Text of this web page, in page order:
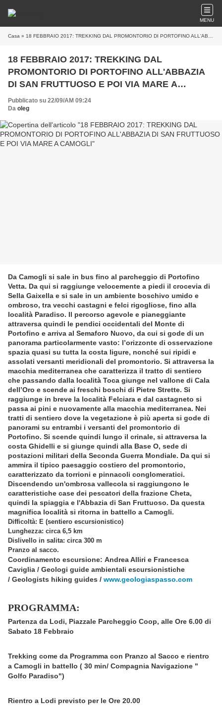
MENU
Casa » 18 FEBBRAIO 2017: TREKKING DAL PROMONTORIO DI PORTOFINO ALL'ABBAZIA DI SAN FRUTTUOSO E POI VIA MARE A CAMOGLI
18 FEBBRAIO 2017: TREKKING DAL
PROMONTORIO DI PORTOFINO ALL'ABBAZIA
DI SAN FRUTTUOSO E POI VIA MARE A
CAMOGLI
Pubblicato su 22/09/AM 09:24
Da oleg
Da Camogli si sale in bus fino al parcheggio di Portofino
Vetta. Da qui si raggiunge velocemente a piedi il crocevia di
Sella Gaixella e si sale in un ambiente boschivo umido e
ombroso, tra vecchi castagni e felci rigogliose, fino alla
località Paradiso. Il percorso agevole e pianeggiante
attraversa quindi le pendici occidentali del Monte di
Portofino e arriva al Semaforo Nuovo, da cui si gode di un
panorama particolarmente vasto: l’orizzonte di osservazione
spazia quasi su tutta la costa ligure, nonché sui ripidi e
assolati versanti meridionali del promontorio. Si attraversa la
macchia mediterranea che caratterizza il tratto di sentiero
che passando dalla località Toca giunge nel vallone di Cala
dell’Oro e scende ai freschi boschi di Pietre Strette. Si
raggiunge in breve la località Felciara e dal castagneto si
passa ai pini e nuovamente alla macchia mediterranea. Nei
tratti di sentiero dove la vegetazione è più aperta si gode di
panorami su entrambi i versanti del promontorio di
Portofino. Si scende quindi lungo il crinale, si attraversa la
costa Ghidelli e si giunge quindi alla Base O, sede di
postazioni militari della Seconda Guerra Mondiale. Da qui si
ammira il tipico paesaggio costiero del promontorio,
caratterizzato da torrioni e pinnacoli conglomeratici.
Discendendo un'ombrosa vallecola si raggiungono le
caratteristiche case dei pescatori della frazione Cheta,
quindi la spiaggia e l'Abbazia di San Fruttuoso. Da questa
magnifica località si ritorna in battello a Camogli.
Difficoltà: E (sentiero escursionistico)
Lunghezza: circa 6,5 km
Dislivello in salita: circa 300 m
Pranzo al sacco.
Coordinamento escursione: Andrea Alliri e Francesca
Caviglia / Geologi guide ambientali escursionistiche
/ Geologists hiking guides / www.geologiaspasso.com
PROGRAMMA:
Partenza da Lodi, Piazzale Parcheggio Coop, alle Ore 6.00 di
Sabato 18 Febbraio
Trekking come da Programma con Pranzo al Sacco e rientro
a Camogli in battello ( 30 min/ Compagnia Navigazione "
Golfo Paradiso")
Rientro a Lodi previsto per le Ore 20.00